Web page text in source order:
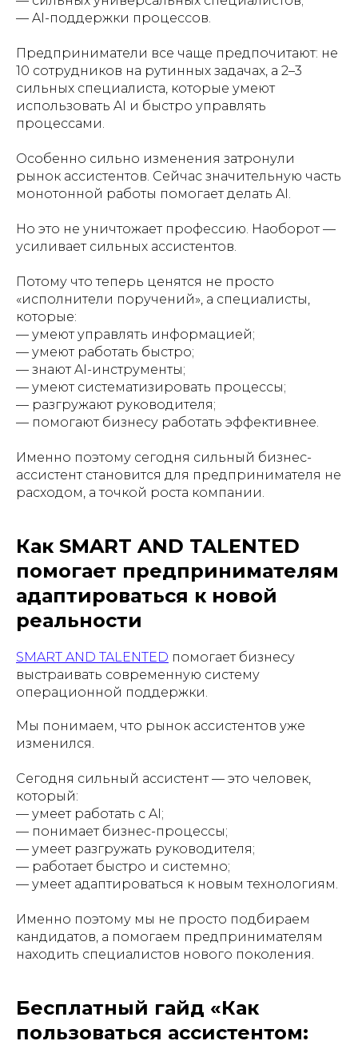
— AI-поддержки процессов.
Предприниматели все чаще предпочитают: не
10 сотрудников на рутинных задачах, а 2–3
сильных специалиста, которые умеют
использовать AI и быстро управлять
процессами.
Особенно сильно изменения затронули
рынок ассистентов. Сейчас значительную часть
монотонной работы помогает делать AI.
Но это не уничтожает профессию. Наоборот —
усиливает сильных ассистентов.
Потому что теперь ценятся не просто
«исполнители поручений», а специалисты,
которые:
— умеют управлять информацией;
— умеют работать быстро;
— знают AI-инструменты;
— умеют систематизировать процессы;
— разгружают руководителя;
— помогают бизнесу работать эффективнее.
Именно поэтому сегодня сильный бизнес-
ассистент становится для предпринимателя не
расходом, а точкой роста компании.
Как SMART AND TALENTED
помогает предпринимателям
адаптироваться к новой
реальности
SMART AND TALENTED помогает бизнесу
выстраивать современную систему
операционной поддержки.
Мы понимаем, что рынок ассистентов уже
изменился.
Сегодня сильный ассистент — это человек,
который:
— умеет работать с AI;
— понимает бизнес-процессы;
— умеет разгружать руководителя;
— работает быстро и системно;
— умеет адаптироваться к новым технологиям.
Именно поэтому мы не просто подбираем
кандидатов, а помогаем предпринимателям
находить специалистов нового поколения.
Бесплатный гайд «Как
пользоваться ассистентом: